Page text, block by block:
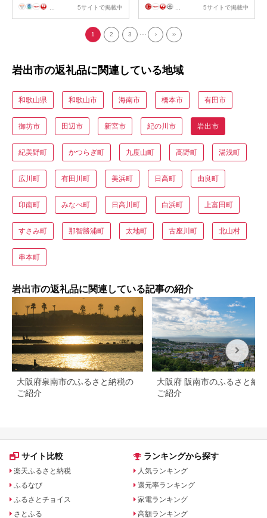
... 5サイトで掲載中
っく《30日以内に出荷予定(土
ル 純米吟醸 根来 日本酒 和歌
山県 岩出市 酒 720ml
... 5サイトで掲載中
1 2 3 ... › ››
岩出市の返礼品に関連している地域
和歌山県 和歌山市 海南市 橋本市 有田市
御坊市 田辺市 新宮市 紀の川市 岩出市
紀美野町 かつらぎ町 九度山町 高野町 湯浅町
広川町 有田川町 美浜町 日高町 由良町
印南町 みなべ町 日高川町 白浜町 上富田町
すさみ町 那智勝浦町 太地町 古座川町 北山村
串本町
岩出市の返礼品に関連している記事の紹介
大阪府泉南市のふるさと納税の
ご紹介
大阪府 阪南市のふるさと納
ご紹介
サイト比較
楽天ふるさと納税
ふるなび
ふるさとチョイス
さとふる
ランキングから探す
人気ランキング
還元率ランキング
家電ランキング
高額ランキング